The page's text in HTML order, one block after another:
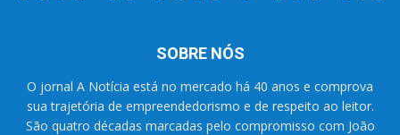
SOBRE NÓS
O jornal A Notícia está no mercado há 40 anos e comprova
sua trajetória de empreendedorismo e de respeito ao leitor.
São quatro décadas marcadas pelo compromisso com João